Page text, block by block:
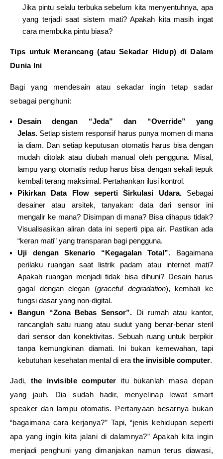
Jika pintu selalu terbuka sebelum kita menyentuhnya, apa
yang terjadi saat sistem mati? Apakah kita masih ingat
cara membuka pintu biasa?
Tips untuk Merancang (atau Sekadar Hidup) di Dalam
Dunia Ini
Bagi yang mendesain atau sekadar ingin tetap sadar
sebagai penghuni:
Desain dengan “Jeda” dan “Override” yang
Jelas. Setiap sistem responsif harus punya momen di mana
ia diam. Dan setiap keputusan otomatis harus bisa dengan
mudah ditolak atau diubah manual oleh pengguna. Misal,
lampu yang otomatis redup harus bisa dengan sekali tepuk
kembali terang maksimal. Pertahankan ilusi kontrol.
Pikirkan Data Flow seperti Sirkulasi Udara.Sebagai
desainer atau arsitek, tanyakan: data dari sensor ini
mengalir ke mana? Disimpan di mana? Bisa dihapus tidak?
Visualisasikan aliran data ini seperti pipa air. Pastikan ada
“keran mati” yang transparan bagi pengguna.
Uji dengan Skenario “Kegagalan Total”. Bagaimana
perilaku ruangan saat listrik padam atau internet mati?
Apakah ruangan menjadi tidak bisa dihuni? Desain harus
gagal dengan elegan (graceful degradation), kembali ke
fungsi dasar yang non-digital.
Bangun “Zona Bebas Sensor”. Di rumah atau kantor,
rancanglah satu ruang atau sudut yang benar-benar steril
dari sensor dan konektivitas. Sebuah ruang untuk berpikir
tanpa kemungkinan diamati. Ini bukan kemewahan, tapi
kebutuhan kesehatan mental di era the invisible computer.
Jadi, the invisible computer itu bukanlah masa depan
yang jauh. Dia sudah hadir, menyelinap lewat smart
speaker dan lampu otomatis. Pertanyaan besarnya bukan
“bagaimana cara kerjanya?” Tapi, “jenis kehidupan seperti
apa yang ingin kita jalani di dalamnya?” Apakah kita ingin
menjadi penghuni yang dimanjakan namun terus diawasi,